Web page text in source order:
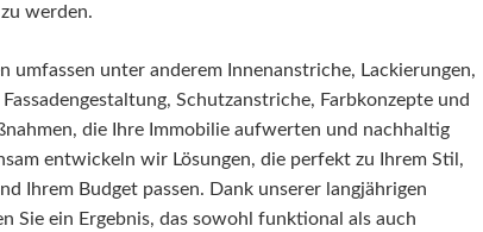
werden.
umfassen unter anderem Innenanstriche, Lackierungen,
Schutzanstriche, Farbkonzepte und
die Ihre Immobilie aufwerten und nachhaltig
entwickeln wir Lösungen, die perfekt zu Ihrem Stil,
Ihrem Budget passen. Dank unserer langjährigen
Sie ein Ergebnis, das sowohl funktional als auch